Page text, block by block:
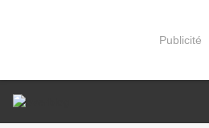
Publicité